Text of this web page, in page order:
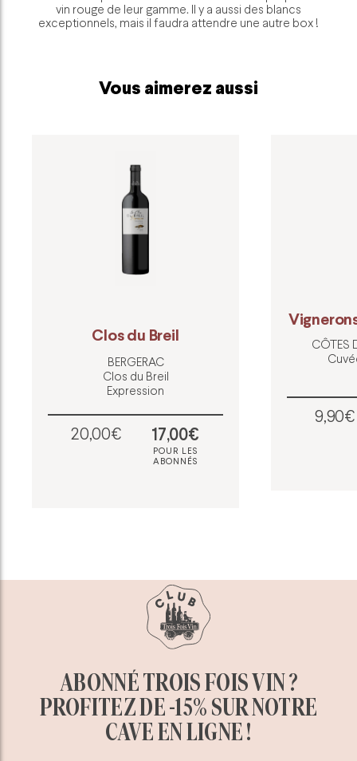
vin rouge de leur gamme. Il y a aussi des blancs
exceptionnels, mais il faudra attendre une autre box !
Vous aimerez aussi
Clos du Breil
BERGERAC
Clos du Breil
Expression
20,00€ 17,00€
POUR LES
ABONNÉS
CÔTES
9,90€
ABONNÉ TROIS FOIS VIN ?
PROFITEZ DE -15% SUR NOTRE
CAVE EN LIGNE !